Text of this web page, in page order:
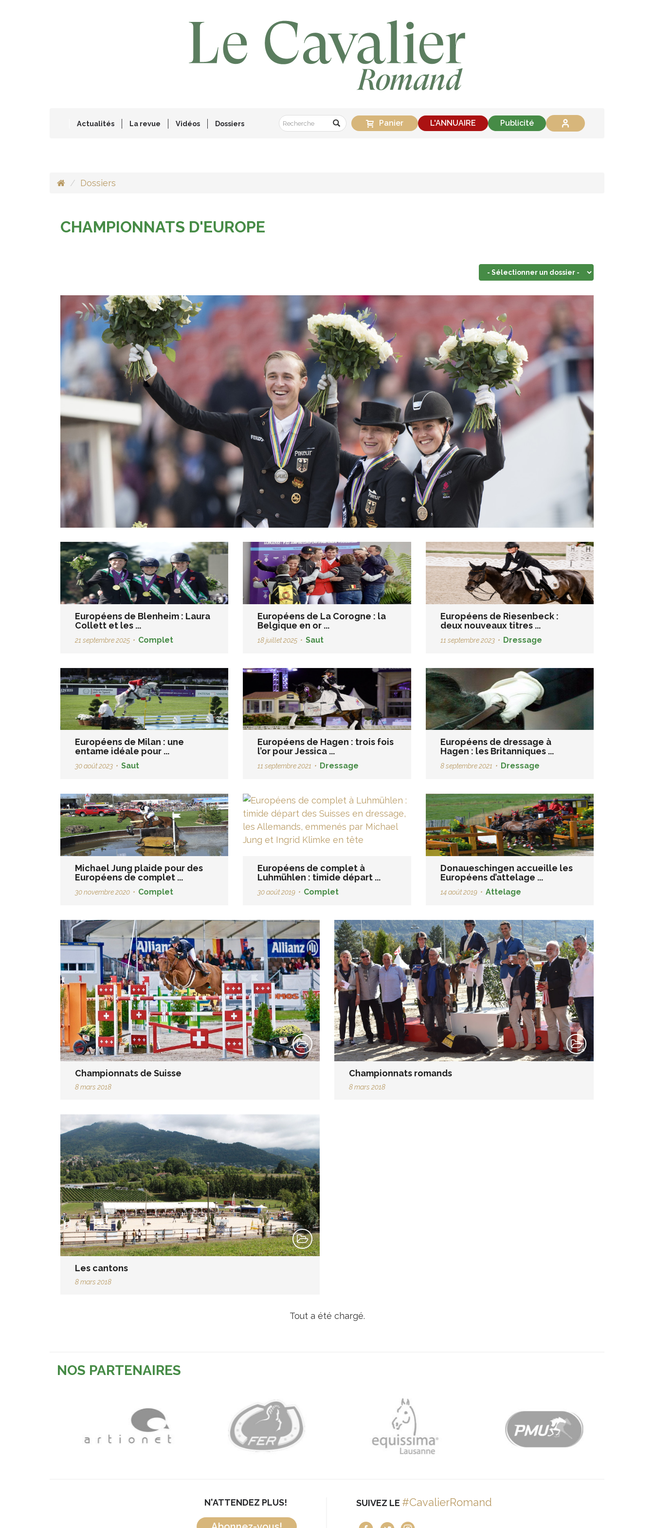
Actualités La revue Vidéos Dossiers Panier L'ANNUAIRE Publicité
Dossiers
CHAMPIONNATS D'EUROPE
Européens de Blenheim : Laura
Collett et les ...
21 septembre 2025 • Complet
Européens de La Corogne : la
Belgique en or ...
18 juillet 2025 • Saut
Européens de Riesenbeck :
deux nouveaux titres ...
11 septembre 2023 • Dressage
Européens de Milan : une
entame idéale pour ...
30 août 2023 • Saut
Européens de Hagen : trois fois
l’or pour Jessica ...
11 septembre 2021 • Dressage
Européens de dressage à
Hagen : les Britanniques ...
8 septembre 2021 • Dressage
Michael Jung plaide pour des
Européens de complet ...
30 novembre 2020 • Complet
Européens de complet à
Luhmühlen : timide départ ...
30 août 2019 • Complet
Donaueschingen accueille les
Européens d’attelage ...
14 août 2019 • Attelage
Championnats de Suisse
8 mars 2018
Championnats romands
8 mars 2018
Les cantons
8 mars 2018
Abonnez-vous!